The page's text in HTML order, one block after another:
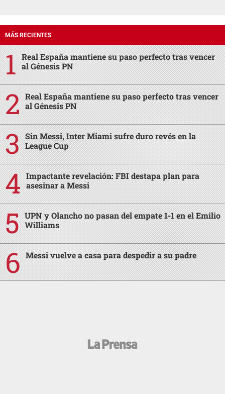
MÁS RECIENTES
Real España mantiene su paso perfecto tras vencer
al Génesis PN
Real España mantiene su paso perfecto tras vencer
al Génesis PN
Sin Messi, Inter Miami sufre duro revés en la
League Cup
Impactante revelación: FBI destapa plan para
asesinar a Messi
UPN y Olancho no pasan del empate 1-1 en el Emilio
Williams
Messi vuelve a casa para despedir a su padre